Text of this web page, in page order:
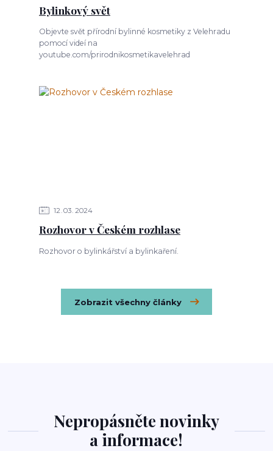
Bylinkový svět
Objevte svět přírodní bylinné kosmetiky z Velehradu
pomocí videí na
youtube.com/prirodnikosmetikavelehrad
12 03 2024
Rozhovor v Českém rozhlase
Rozhovor o bylinkářství a bylinkaření.
Zobrazit všechny články
Nepropásněte novinky
a informace!